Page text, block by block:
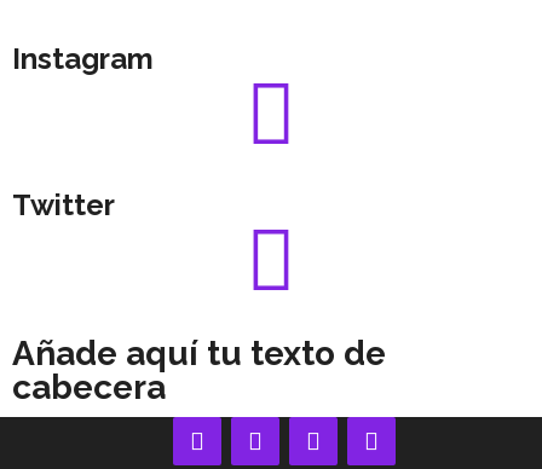
Instagram
Twitter
Añade aquí tu texto de
cabecera